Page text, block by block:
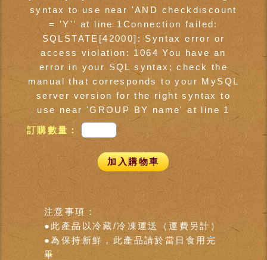
syntax to use near 'AND checkdiscount
= 'Y'' at line 1Connection failed:
SQLSTATE[42000]: Syntax error or
access violation: 1064 You have an
error in your SQL syntax; check the
manual that corresponds to your MySQL
server version for the right syntax to
use near 'GROUP BY name' at line 1
訂購數量：
加入購物車
注意事項：
●此產品以冷藏/冷凍運送（運費另計）
●為保持新鮮，此產品請於當日食用完
畢